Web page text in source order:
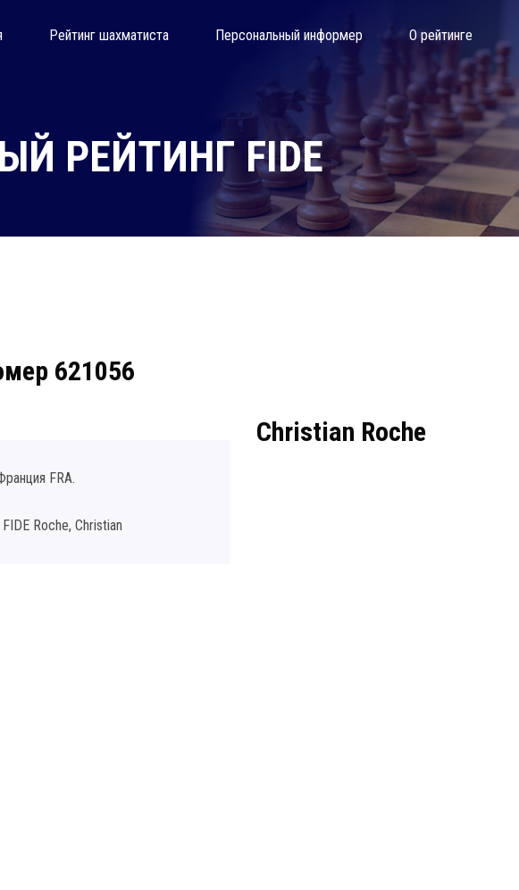
Рейтинг шахматиста Персональный информер О рейтинге
РЕЙТИНГ FIDE
621056
FRA.
Christian Roche